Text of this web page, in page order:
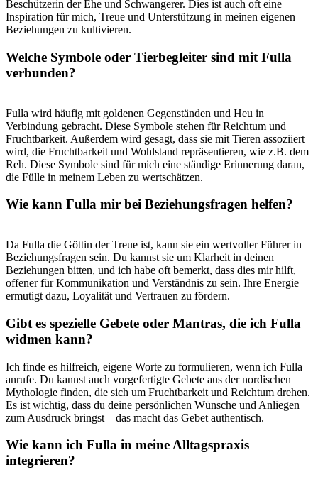
Beschützerin​ der Ehe und Schwangerer. Dies ist⁣ auch ⁢oft eine
Inspiration für mich, Treue und Unterstützung​ in⁤ meinen ‍eigenen
Beziehungen zu kultivieren.
Welche ‍Symbole oder Tierbegleiter⁤ sind mit Fulla
verbunden?
Fulla ⁤wird häufig mit goldenen⁤ Gegenständen ⁢und Heu in
⁣Verbindung gebracht. ⁣Diese Symbole stehen​ für Reichtum und
Fruchtbarkeit. Außerdem wird gesagt, dass sie‍ mit​ Tieren assoziiert
wird, die‌ Fruchtbarkeit ⁢und Wohlstand repräsentieren, wie z.B. dem
Reh. Diese⁢ Symbole sind für mich ⁢eine ständige Erinnerung‌ daran,
die ​Fülle ⁣in meinem Leben ​zu wertschätzen.
Wie kann Fulla mir bei Beziehungsfragen helfen?
Da Fulla die Göttin der Treue ist, kann sie ein wertvoller ‌Führer​ in
Beziehungsfragen sein. Du ‌kannst sie um Klarheit in deinen
Beziehungen​ bitten, und ich habe oft bemerkt, dass ⁣dies ⁤mir hilft, ​
offener ⁤für Kommunikation und⁢ Verständnis‌ zu sein. Ihre Energie
ermutigt dazu, Loyalität und Vertrauen ‌zu fördern.
Gibt es​ spezielle Gebete oder Mantras, die ich Fulla
widmen kann?
Ich finde es hilfreich, eigene Worte zu formulieren, wenn ich⁣ Fulla
anrufe.⁢ Du kannst auch vorgefertigte‍ Gebete aus ⁢der⁣ nordischen
Mythologie finden,​ die sich um Fruchtbarkeit und Reichtum drehen.
Es ist wichtig, ⁤dass du deine‍ persönlichen Wünsche⁣ und Anliegen
‍zum Ausdruck bringst – das macht das Gebet ​authentisch.
Wie kann ich Fulla in meine Alltagspraxis‌
integrieren?